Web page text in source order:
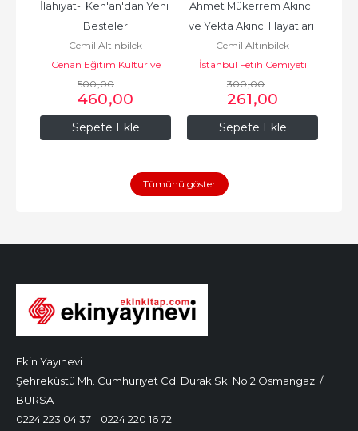
Sepete Ekle
İlahiyat-ı Ken'an'dan Yeni
Besteler
Cemil Altınbilek
Cenan Eğitim Kültür ve
Sağlık Vakfı
500,00
460,00
Sepete Ekle
Ahmet Mükerrem Akıncı
ve Yekta Akıncı Hayatları
ve
Cemil Altınbilek
İstanbul Fetih Cemiyeti
Yayınları
300,00
261,00
Tümünü göster
Ekin Yayınevi
Şehreküstü Mh. Cumhuriyet Cd. Durak Sk. No:2 Osmangazi /
BURSA
0224 223 04 37
0224 220 16 72